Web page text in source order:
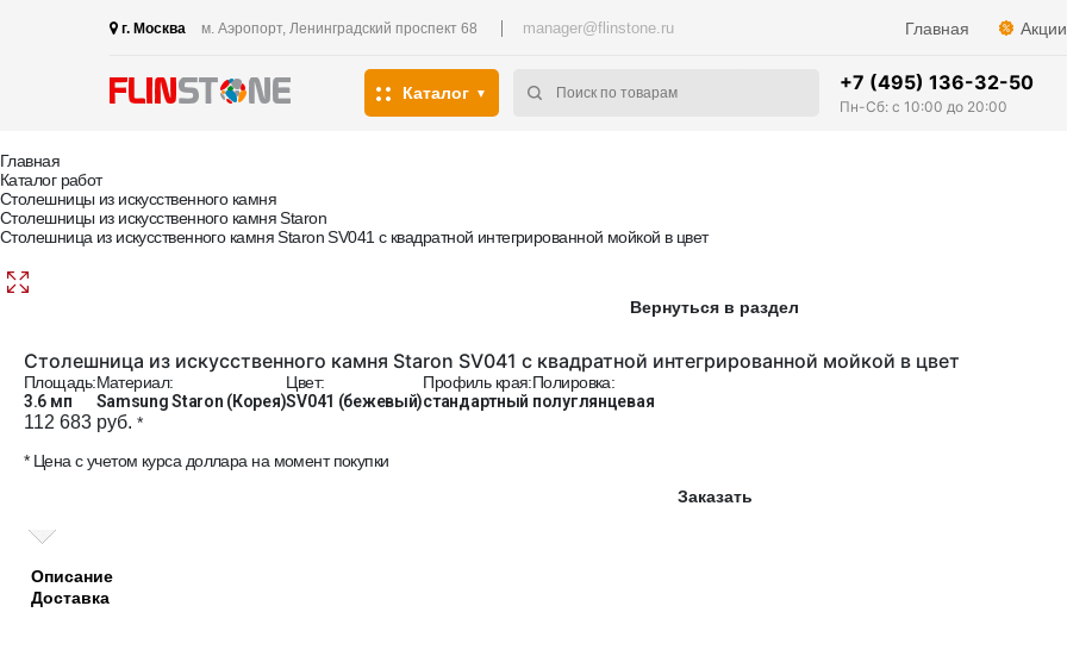
г. Москва м. Аэропорт, Ленинградский проспект 68 manager@flinstone.ru Главная Акции
Каталог +7 (495) 136-32-50
Пн-Сб: с 10:00 до 20:00
Главная
Каталог работ
Столешницы из искусственного камня
Столешницы из искусственного камня Staron
Столешница из искусственного камня Staron SV041 с квадратной интегрированной мойкой в цвет
Вернуться в раздел
Столешница из искусственного камня Staron SV041 с квадратной интегрированной мойкой в цвет
Площадь:
3.6 мп
Материал:
Samsung Staron (Корея)
Цвет:
SV041 (бежевый)
Профиль края:
стандартный
Полировка:
полуглянцевая
112 683 руб. *
* Цена с учетом курса доллара на момент покупки
Заказать
Описание
Доставка